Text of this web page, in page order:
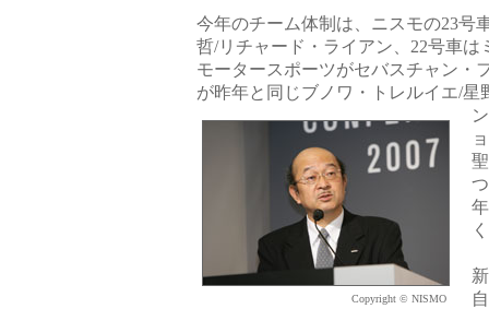
今年のチーム体制は、ニスモの23号
哲/リチャード・ライアン、22号車
モータースポーツがセバスチャン・
が昨年と同じブノワ・トレルイエ/
Copyright © NISMO